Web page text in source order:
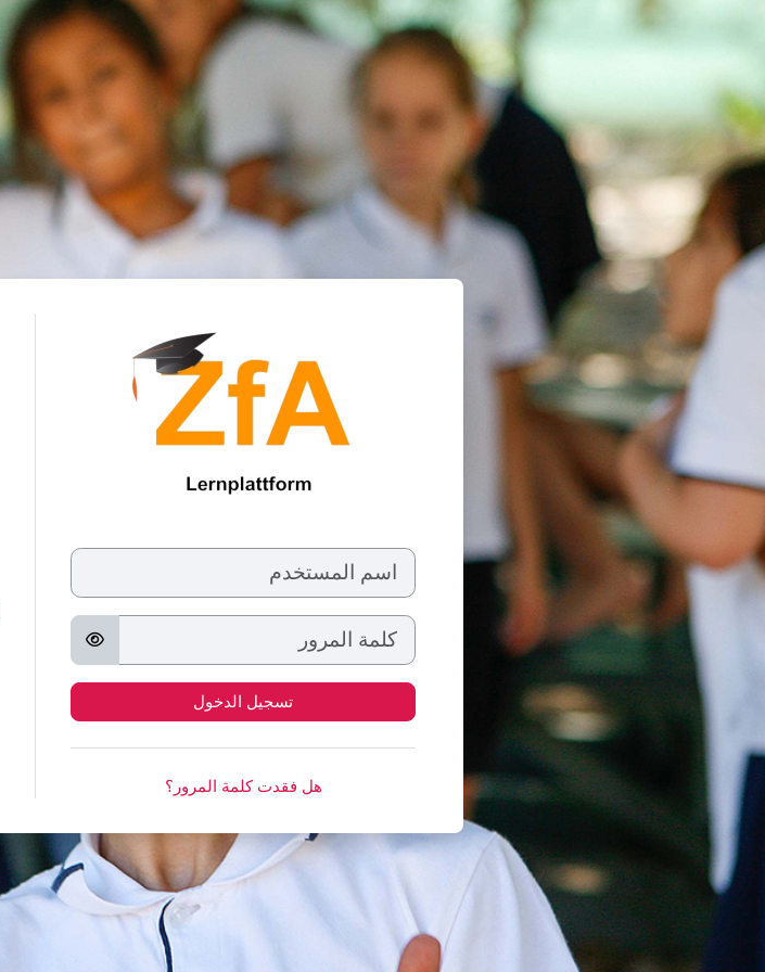
تخطى إلى المحتوى الرئيسي
الدخول إلى Lernplattform der ZfA
اسم المستخدم
كلمة المرور
تسجيل الدخول
هل فقدت كلمة المرور؟